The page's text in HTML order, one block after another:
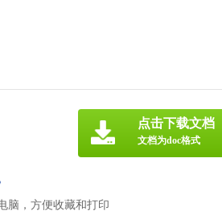
脑，方便收藏和打印
点击下载文档
文档为doc格式